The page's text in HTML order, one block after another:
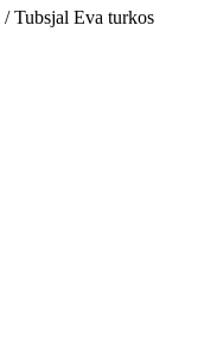
/ Tubsjal Eva turkos